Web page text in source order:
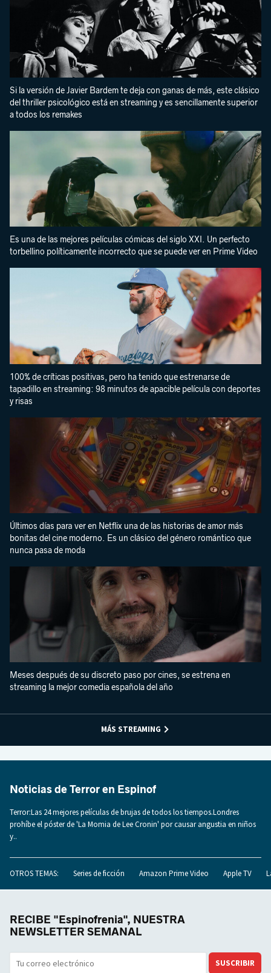
Si la versión de Javier Bardem te deja con ganas de más, este clásico
del thriller psicológico está en streaming y es sencillamente superior
a todos los remakes
Es una de las mejores películas cómicas del siglo XXI. Un perfecto
torbellino políticamente incorrecto que se puede ver en Prime Video
100% de críticas positivas, pero ha tenido que estrenarse de
tapadillo en streaming: 98 minutos de apacible película con deportes
y risas
Últimos días para ver en Netflix una de las historias de amor más
bonitas del cine moderno. Es un clásico del género romántico que
nunca pasa de moda
Meses después de su discreto paso por cines, se estrena en
streaming la mejor comedia española del año
MÁS STREAMING
Noticias de Terror en Espinof
Terror:Las 24 mejores películas de brujas de todos los tiempos.Londres
prohíbe el póster de 'La Momia de Lee Cronin' por causar angustia en niños
y..
OTROS TEMAS: Series de ficción Amazon Prime Video Apple TV
RECIBE "Espinofrenia", NUESTRA
NEWSLETTER SEMANAL
SUSCRIBIR